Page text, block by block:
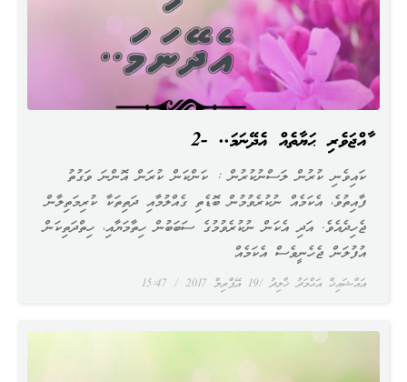
ބާއްޖަވެރި ޙަޔާތެއް އެދޭނަމަ.. -2
އައްޝައިޚް އަޙްމަދު ޚާލިދު 19 އޭޕްރިލް 2017
ކައިވެނި ކުރުން ލަސްނުކުރުން : ކަންކަން ކުރަން އޮންނަ ވަގުތު
ފާއިތުވެ، އެކަމެއް ނުކުރެވުމުން ބޮޑެތި ގެއްލުމާއި ދަތިތަކާ ކުރިމަތިލާން
ޖެހިދެއެވެ. އަދި އެކަން ނުކުރެވުމުގެ ސަބަބުން ހިތާމަޔާއި، ހިތްދަތިކަން
އުފުލަން ޖެހެނީވެސް އެކަމެއް